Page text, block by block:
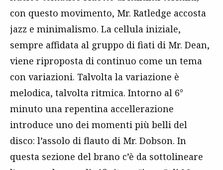
con questo movimento, Mr. Ratledge accosta
jazz e minimalismo. La cellula iniziale,
sempre affidata al gruppo di fiati di Mr. Dean,
viene riproposta di continuo come un tema
con variazioni. Talvolta la variazione è
melodica, talvolta ritmica. Intorno al 6°
minuto una repentina accellerazione
introduce uno dei momenti più belli del
disco: l’assolo di flauto di Mr. Dobson. In
questa sezione del brano c’è da sottolineare